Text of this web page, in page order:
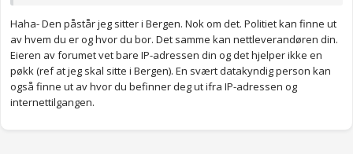
Haha- Den påstår jeg sitter i Bergen. Nok om det. Politiet kan finne ut
av hvem du er og hvor du bor. Det samme kan nettleverandøren din.
Eieren av forumet vet bare IP-adressen din og det hjelper ikke en
pøkk (ref at jeg skal sitte i Bergen). En svært datakyndig person kan
også finne ut av hvor du befinner deg ut ifra IP-adressen og
internettilgangen.